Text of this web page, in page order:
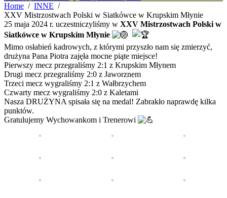
Home
INNE
XXV Mistrzostwach Polski w Siatkówce w Krupskim Młynie
25 maja 2024 r. uczestniczyliśmy w XXV Mistrzostwach Polski w
Siatkówce w Krupskim Młynie
Mimo osłabień kadrowych, z którymi przyszło nam się zmierzyć,
drużyna Pana Piotra zajęła mocne piąte miejsce!
Pierwszy mecz przegraliśmy 2:1 z Krupskim Młynem
Drugi mecz przegraliśmy 2:0 z Jaworznem
Trzeci mecz wygraliśmy 2:1 z Wałbrzychem
Czwarty mecz wygraliśmy 2:0 z Kaletami
Nasza DRUŻYNA spisała się na medal! Zabrakło naprawdę kilka
punktów.
Gratulujemy Wychowankom i Trenerowi